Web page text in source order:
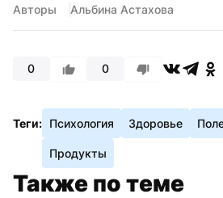
Авторы Альбина Астахова
0 0
Теги: Психология Здоровье
Продукты
Также по теме